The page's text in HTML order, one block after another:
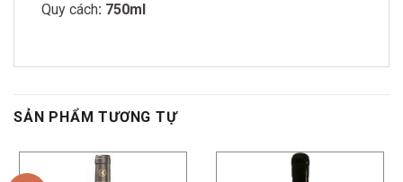
Quy cách: 750ml
SẢN PHẨM TƯƠNG TỰ